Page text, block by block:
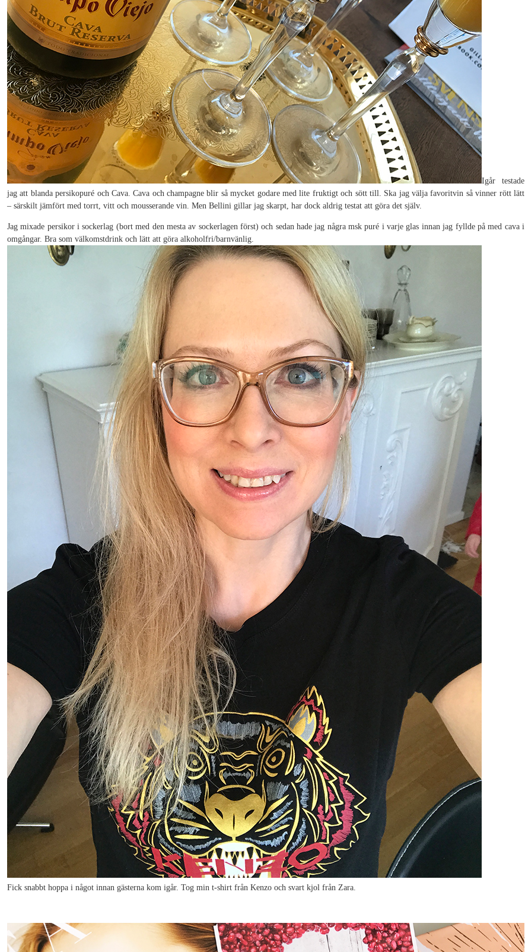
Igår testade
jag att blanda persikopuré och Cava. Cava och champagne blir så mycket godare med lite fruktigt och sött till. Ska jag välja favoritvin så vinner rött lätt
– särskilt jämfört med torrt, vitt och mousserande vin. Men Bellini gillar jag skarpt, har dock aldrig testat att göra det själv.
Jag mixade persikor i sockerlag (bort med den mesta av sockerlagen först) och sedan hade jag några msk puré i varje glas innan jag fyllde på med cava i
omgångar. Bra som välkomstdrink och lätt att göra alkoholfri/barnvänlig.
Fick snabbt hoppa i något innan gästerna kom igår. Tog min t-shirt från Kenzo och svart kjol från Zara.